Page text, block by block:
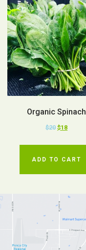
Organic Spinach
$20 $18
ADD TO CART